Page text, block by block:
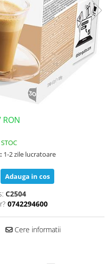
RON
1-2 zile lucratoare
Adauga in cos
C2504
0742294600
Cere informatii